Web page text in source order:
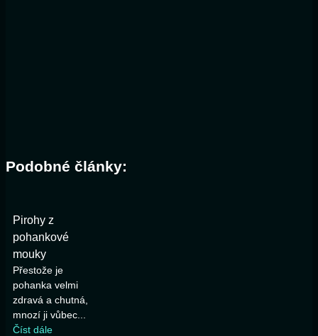
Podobné články:
Pirohy z
pohankové
mouky
Přestože je
pohanka velmi
zdravá a chutná,
mnozí ji vůbec...
Číst dále